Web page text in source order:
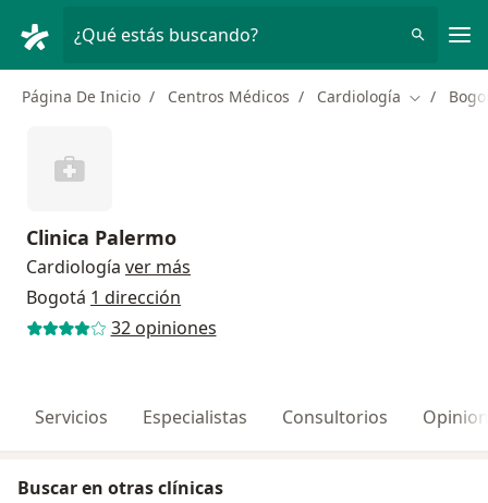
¿Qué estás buscando?
Página De Inicio Centros Médicos Cardiología Cambiar
Clinica Palermo
Cardiología ver más
Bogotá 1 dirección
32 opiniones
Servicios Especialistas Consultorios
Buscar en otras clínicas